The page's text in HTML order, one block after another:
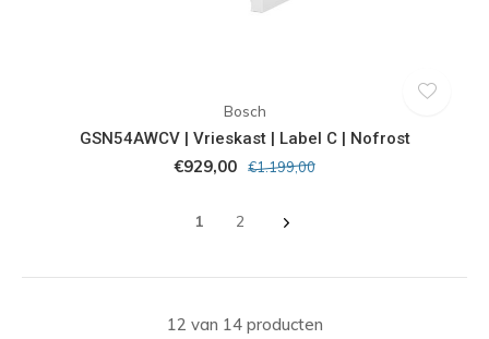
Bosch
GSN54AWCV | Vrieskast | Label C | Nofrost
€929,00 €1.199,00
1 2
12 van 14 producten